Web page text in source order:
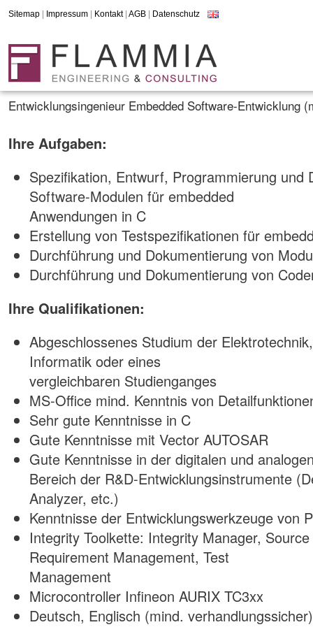
Sitemap Impressum Kontakt| AGB Datenschutz
Entwicklungsingenieur Embedded Software-Entwicklung
Ihre Aufgaben:
Spezifikation, Entwurf, Programmierung und
Software-Modulen für embedded
Anwendungen in C
Erstellung von Testspezifikationen für
Durchführung und Dokumentierung von
Durchführung und Dokumentierung von
Ihre Qualifikationen:
Abgeschlossenes Studium der
Informatik oder eines
vergleichbaren Studienganges
MS-Office mind. Kenntnis von
Sehr gute Kenntnisse in C
Gute Kenntnisse mit Vector AUTOSAR
Gute Kenntnisse in der digitalen und
Bereich der R&D-Entwicklungsinstrumente
Analyzer, etc.)
Kenntnisse der Entwicklungswerkzeuge von
Integrity Toolkette: Integrity Manager,
Requirement Management, Test
Management
Microcontroller Infineon AURIX TC3xx
Deutsch, Englisch (mind. verhandlungssicher)